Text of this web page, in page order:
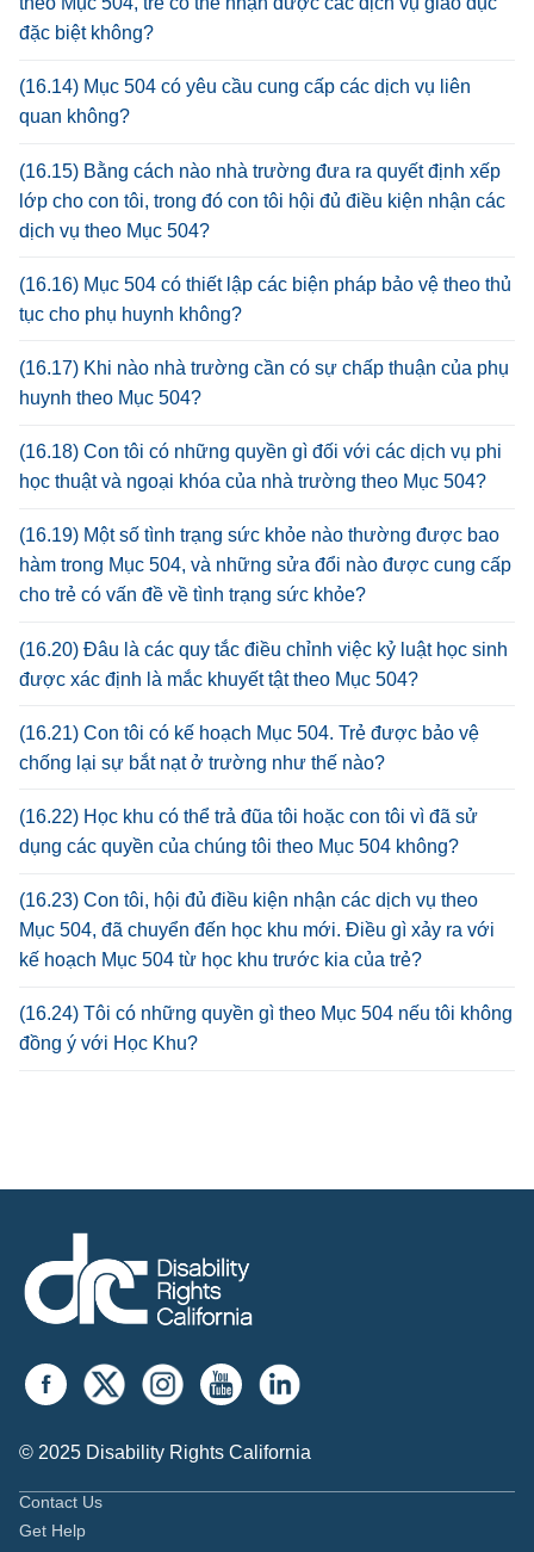
đặc biệt không?
(16.14) Mục 504 có yêu cầu cung cấp các dịch vụ liên
quan không?
(16.15) Bằng cách nào nhà trường đưa ra quyết định xếp
lớp cho con tôi, trong đó con tôi hội đủ điều kiện nhận các
dịch vụ theo Mục 504?
(16.16) Mục 504 có thiết lập các biện pháp bảo vệ theo thủ
tục cho phụ huynh không?
(16.17) Khi nào nhà trường cần có sự chấp thuận của phụ
huynh theo Mục 504?
(16.18) Con tôi có những quyền gì đối với các dịch vụ phi
học thuật và ngoại khóa của nhà trường theo Mục 504?
(16.19) Một số tình trạng sức khỏe nào thường được bao
hàm trong Mục 504, và những sửa đổi nào được cung cấp
cho trẻ có vấn đề về tình trạng sức khỏe?
(16.20) Đâu là các quy tắc điều chỉnh việc kỷ luật học sinh
được xác định là mắc khuyết tật theo Mục 504?
(16.21) Con tôi có kế hoạch Mục 504. Trẻ được bảo vệ
chống lại sự bắt nạt ở trường như thế nào?
(16.22) Học khu có thể trả đũa tôi hoặc con tôi vì đã sử
dụng các quyền của chúng tôi theo Mục 504 không?
(16.23) Con tôi, hội đủ điều kiện nhận các dịch vụ theo
Mục 504, đã chuyển đến học khu mới. Điều gì xảy ra với
kế hoạch Mục 504 từ học khu trước kia của trẻ?
(16.24) Tôi có những quyền gì theo Mục 504 nếu tôi không
đồng ý với Học Khu?
© 2025 Disability Rights California
Contact Us
Get Help